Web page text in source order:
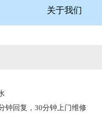
关于我们
钟回复，30分钟上门维修